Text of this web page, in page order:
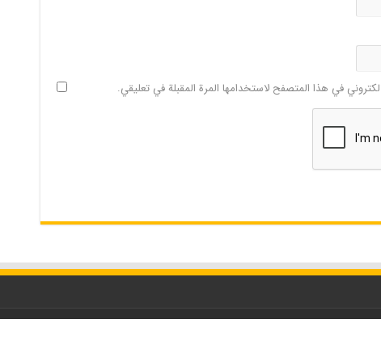
في هذا المتصفح لاستخدامها المرة المقبلة في تعليقي.